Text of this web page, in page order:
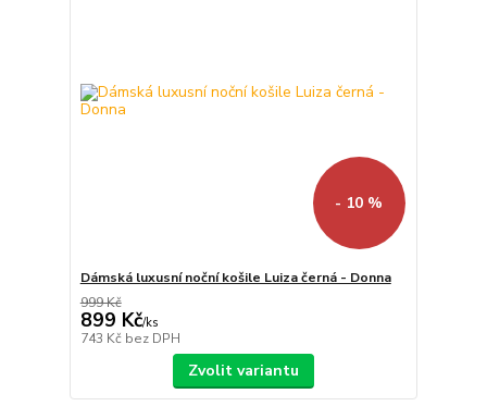
- 10 %
Dámská luxusní noční košile Luiza černá - Donna
999 Kč
899 Kč/ks
743 Kč bez DPH
Zvolit variantu